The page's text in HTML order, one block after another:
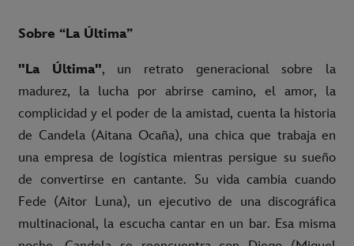
Sobre “La Última”
"La Última", un retrato generacional sobre la
madurez, la lucha por abrirse camino, el amor, la
complicidad y el poder de la amistad, cuenta la historia
de Candela (Aitana Ocaña), una chica que trabaja en
una empresa de logística mientras persigue su sueño
de convertirse en cantante. Su vida cambia cuando
Fede (Aitor Luna), un ejecutivo de una discográfica
multinacional, la escucha cantar en un bar. Esa misma